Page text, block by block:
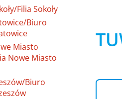
Filia Sokoły
Biuro
Miasto
Nowe Miasto
Biuro